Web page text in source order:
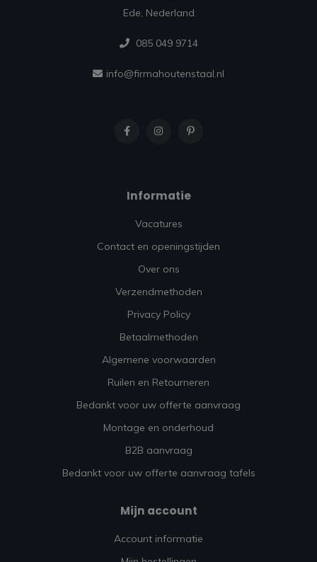
Ede, Nederland
085 049 9714
info@firmahoutenstaal.nl
Informatie
Vacatures
Contact en openingstijden
Over ons
Verzendmethoden
Privacy Policy
Betaalmethoden
Algemene voorwaarden
Ruilen en Retourneren
Bedankt voor uw offerte aanvraag
Montage en onderhoud
B2B aanvraag
Bedankt voor uw offerte aanvraag tafels
Mijn account
Account informatie